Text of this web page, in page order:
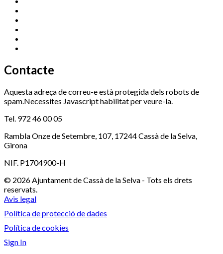
Contacte
Aquesta adreça de correu-e està protegida dels robots de
spam.Necessites Javascript habilitat per veure-la.
Tel. 972 46 00 05
Rambla Onze de Setembre, 107, 17244 Cassà de la Selva,
Girona
NIF. P1704900-H
© 2026 Ajuntament de Cassà de la Selva - Tots els drets
reservats.
Avis legal
Política de protecció de dades
Política de cookies
Sign In